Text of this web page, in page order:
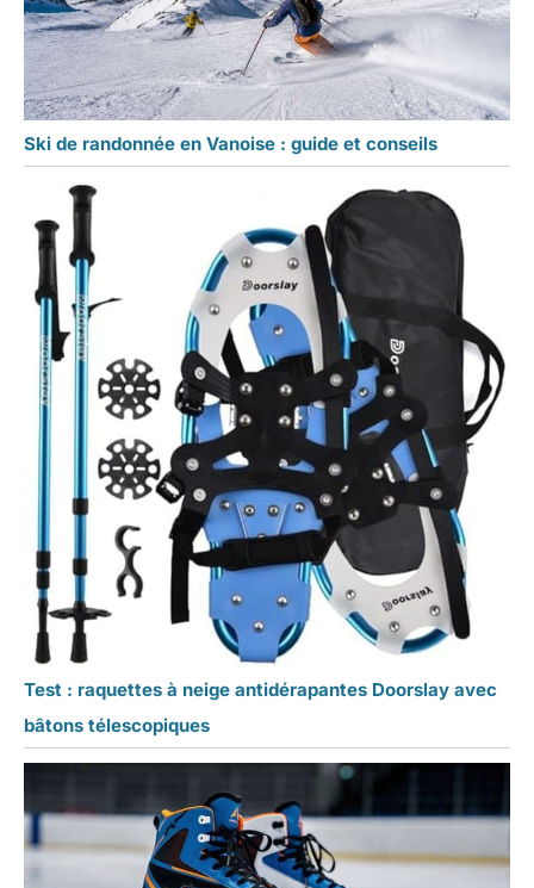
Ski de randonnée en Vanoise : guide et conseils
Test : raquettes à neige antidérapantes Doorslay avec
bâtons télescopiques